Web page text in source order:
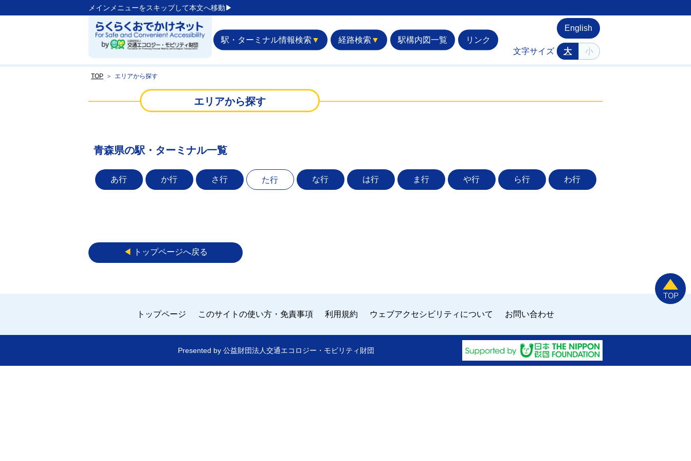
メインメニューをスキップして本文へ移動▶︎
駅・ターミナル情報検索 ▼ 経路検索 ▼ 駅構内図一覧 リンク
English
文字サイズ 大 小
TOP ＞ エリアから探す
エリアから探す
青森県の駅・ターミナル一覧
あ行 か行 さ行 た行 な行 は行 ま行 や行 ら行 わ行
◀︎ トップページへ戻る
トップページ このサイトの使い方・免責事項 利用規約 ウェブアクセシビリティについて お問い合わせ
Presented by 公益財団法人交通エコロジー・モビリティ財団